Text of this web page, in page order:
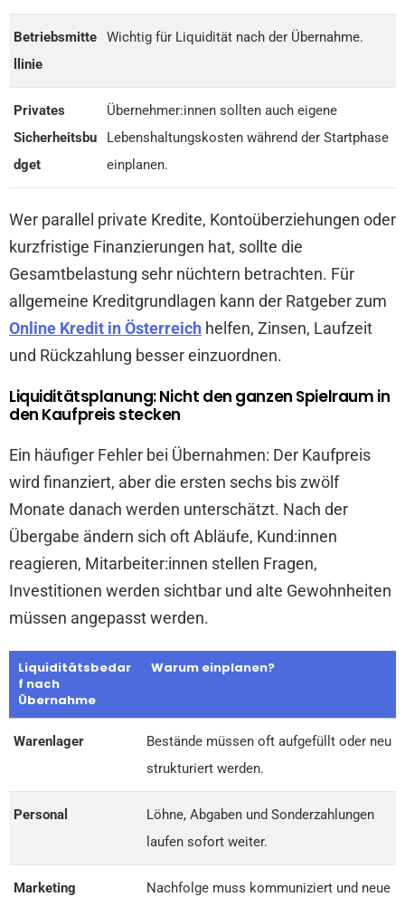
Betriebsmitte
llinie
Wichtig für Liquidität nach der Übernahme.
Privates
Sicherheitsbu
dget
Übernehmer:innen sollten auch eigene
Lebenshaltungskosten während der Startphase
einplanen.
Wer parallel private Kredite, Kontoüberziehungen oder
kurzfristige Finanzierungen hat, sollte die
Gesamtbelastung sehr nüchtern betrachten. Für
allgemeine Kreditgrundlagen kann der Ratgeber zum
Online Kredit in Österreich helfen, Zinsen, Laufzeit
und Rückzahlung besser einzuordnen.
Liquiditätsplanung: Nicht den ganzen Spielraum in
den Kaufpreis stecken
Ein häufiger Fehler bei Übernahmen: Der Kaufpreis
wird finanziert, aber die ersten sechs bis zwölf
Monate danach werden unterschätzt. Nach der
Übergabe ändern sich oft Abläufe, Kund:innen
reagieren, Mitarbeiter:innen stellen Fragen,
Investitionen werden sichtbar und alte Gewohnheiten
müssen angepasst werden.
Liquiditätsbedar
f nach
Übernahme
Warum einplanen?
Warenlager
Bestände müssen oft aufgefüllt oder neu
strukturiert werden.
Personal
Löhne, Abgaben und Sonderzahlungen
laufen sofort weiter.
Marketing
Nachfolge muss kommuniziert und neue